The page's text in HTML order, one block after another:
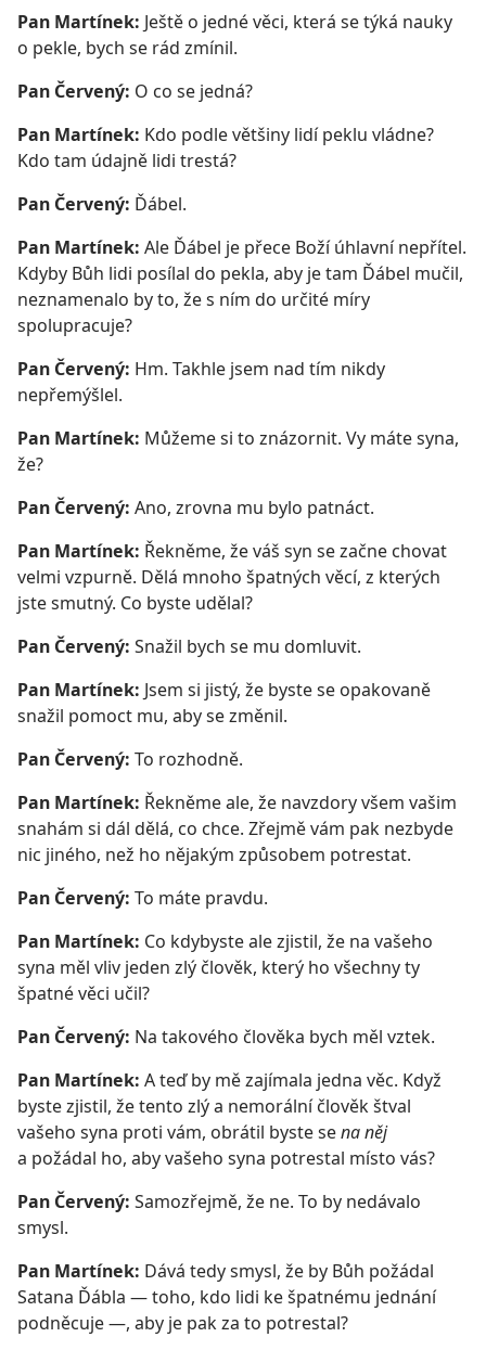
Pan Martínek: Ještě o jedné věci, která se týká nauky
o pekle, bych se rád zmínil.
Pan Červený: O co se jedná?
Pan Martínek: Kdo podle většiny lidí peklu vládne?
Kdo tam údajně lidi trestá?
Pan Červený: Ďábel.
Pan Martínek: Ale Ďábel je přece Boží úhlavní nepřítel.
Kdyby Bůh lidi posílal do pekla, aby je tam Ďábel mučil,
neznamenalo by to, že s ním do určité míry
spolupracuje?
Pan Červený: Hm. Takhle jsem nad tím nikdy
nepřemýšlel.
Pan Martínek: Můžeme si to znázornit. Vy máte syna,
že?
Pan Červený: Ano, zrovna mu bylo patnáct.
Pan Martínek: Řekněme, že váš syn se začne chovat
velmi vzpurně. Dělá mnoho špatných věcí, z kterých
jste smutný. Co byste udělal?
Pan Červený: Snažil bych se mu domluvit.
Pan Martínek: Jsem si jistý, že byste se opakovaně
snažil pomoct mu, aby se změnil.
Pan Červený: To rozhodně.
Pan Martínek: Řekněme ale, že navzdory všem vašim
snahám si dál dělá, co chce. Zřejmě vám pak nezbyde
nic jiného, než ho nějakým způsobem potrestat.
Pan Červený: To máte pravdu.
Pan Martínek: Co kdybyste ale zjistil, že na vašeho
syna měl vliv jeden zlý člověk, který ho všechny ty
špatné věci učil?
Pan Červený: Na takového člověka bych měl vztek.
Pan Martínek: A teď by mě zajímala jedna věc. Když
byste zjistil, že tento zlý a nemorální člověk štval
vašeho syna proti vám, obrátil byste sena něj
a požádal ho, aby vašeho syna potrestal místo vás?
Pan Červený: Samozřejmě, že ne. To by nedávalo
smysl.
Pan Martínek: Dává tedy smysl, že by Bůh požádal
Satana Ďábla — toho, kdo lidi ke špatnému jednání
podněcuje —, aby je pak za to potrestal?